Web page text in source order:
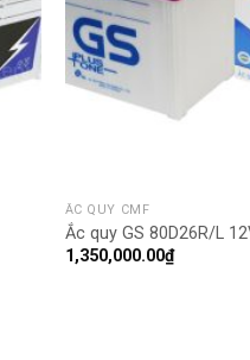
ẮC QUY CMF
Ắc quy GS 80D26R/L
1,350,000.00₫